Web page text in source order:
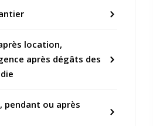
location,
après dégâts des
ou après